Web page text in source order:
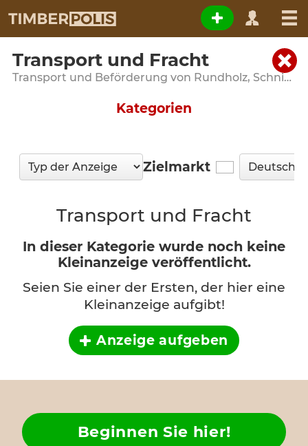
Transport und Fracht
Transport und Beförderung von Rundholz, Schnittholz und Paletten – Transportangebote
Kategorien
Zielmarkt
Transport und Fracht
In dieser Kategorie wurde noch keine
Kleinanzeige veröffentlicht.
Seien Sie einer der Ersten, der hier eine
Kleinanzeige aufgibt!
Anzeige aufgeben
Beginnen Sie hier!